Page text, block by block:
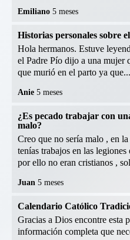
Emiliano 5 meses
Historias personales sobre
Hola hermanos. Estuve
el Padre Pío dijo a una mujer
que murió en el parto ya que...
Anie 5 meses
¿Es pecado trabajar con
malo?
Creo que no sería malo , en
tenías trabajos en las
por ello no eran cristianos ,
Juan 5 meses
Calendario Católico
Gracias a Dios encontre esta
información completa que